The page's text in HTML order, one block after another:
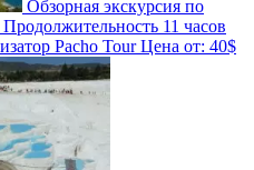
Обзорная экскурсия по
Продолжительность 11 часов
Pacho TourЦена от: 40$